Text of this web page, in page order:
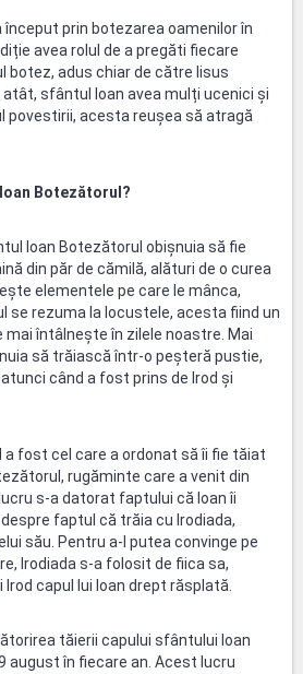
început prin botezarea oamenilor în
avea rolul de a pregăti fiecare
botez, adus chiar de către Iisus
sfântul Ioan avea mulți ucenici și
povestirii, acesta reușea să atragă
Botezătorul?
Ioan Botezătorul obișnuia să fie
din păr de cămilă, alături de o curea
elementele pe care le mânca,
se rezuma la locustele, acesta fiind un
mai întâlnește în zilele noastre. Mai
să trăiască într-o peșteră pustie,
când a fost prins de Irod și
a fost cel care a ordonat să îi fie tăiat
rugăminte care a venit din
s-a datorat faptului că Ioan îi
faptul că trăia cu Irodiada,
său. Pentru a-l putea convinge pe
Irodiada s-a folosit de fiica sa,
capul lui Ioan drept răsplată.
tăierii capului sfântului Ioan
august în fiecare an. Acest lucru